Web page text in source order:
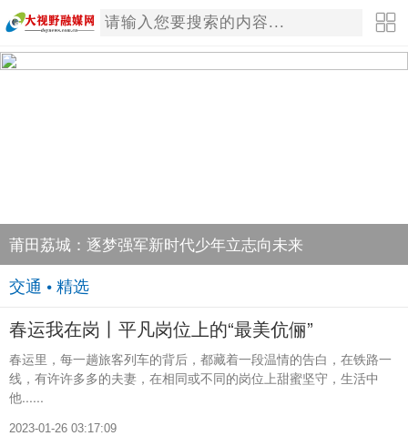
莆田荔城：逐梦强军新时代少年立志向未来
交通 • 精选
春运我在岗丨平凡岗位上的“最美伉俪”
春运里，每一趟旅客列车的背后，都藏着一段温情的告白，在铁路一
线，有许许多多的夫妻，在相同或不同的岗位上甜蜜坚守，生活中
他......
2023-01-26 03:17:09